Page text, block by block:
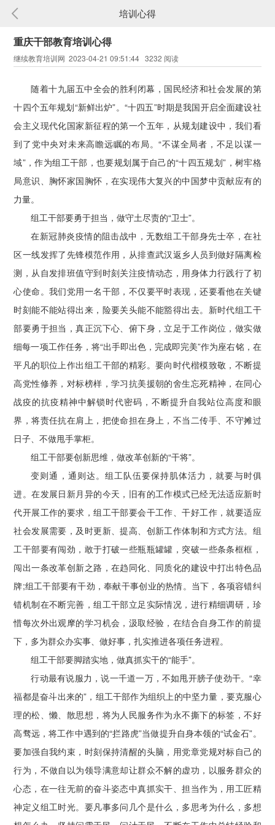
培训心得
重庆干部教育培训心得
继续教育培训网 2023-04-21 09:51:44 3232 阅读
随着十九届五中全会的胜利闭幕，国民经济和社会发展的第
十四个五年规划“新鲜出炉”。“十四五”时期是我国开启全面建设社
会主义现代化国家新征程的第一个五年，从规划建设中，我们看
到了党中央对未来高瞻远瞩的布局。“不谋全局者，不足以谋一
域”，作为组工干部，也要规划属于自己的“十四五规划”，树牢格
局意识、胸怀家国胸怀，在实现伟大复兴的中国梦中贡献应有的
力量。
组工干部要勇于担当，做守土尽责的“卫士”。
在新冠肺炎疫情的阻击战中，无数组工干部身先士卒，在社
区一线发挥了先锋模范作用，从排查武汉返乡人员到做好隔离检
测，从自发排班值守到时刻关注疫情动态，用身体力行践行了初
心使命。我们党用一名干部，不仅要平时表现，还要看他在关键
时刻能不能站得出来，险要关头能不能豁得出去。新时代组工干
部要勇于担当，真正沉下心、俯下身，立足于工作岗位，做实做
细每一项工作任务，将“出手即出色，完成即完美”作为座右铭，在
平凡的职位上作出组工干部的精彩。要向时代楷模致敬，不断提
高党性修养，对标榜样，学习抗美援朝的舍生忘死精神，在同心
战疫的抗疫精神中解锁时代密码，不断提升自我站位高度和眼
界，将责任抗在肩上，把使命担在身上，不当二传手、不守摊过
日子、不做甩手掌柜。
组工干部要创新思维，做改革创新的“干将”。
变则通，通则达。组工队伍要保持肌体活力，就要与时俱
进。在发展日新月异的今天，旧有的工作模式已经无法适应新时
代开展工作的要求，组工干部要会干工作、干好工作，就要适应
社会发展需要，及时更新、提高、创新工作体制和方式方法。组
工干部要有闯劲，敢于打破一些瓶瓶罐罐，突破一些条条框框，
闯出一条改革创新之路，在趋同化、同质化的建设中打出特色品
牌;组工干部要有干劲，奉献干事创业的热情。当下，各项容错纠
错机制在不断完善，组工干部立足实际情况，进行精细调研，珍
惜每次外出观摩的学习机会，汲取经验，在结合自身工作的前提
下，多为群众办实事、做好事，扎实推进各项任务进程。
组工干部要脚踏实地，做真抓实干的“能手”。
行动最有说服力，说一千道一万，不如甩开膀子使劲干。“幸
福都是奋斗出来的”，组工干部作为组织上的中坚力量，要克服心
理的松、懒、散思想，将为人民服务作为永不撕下的标签，不好
高骛远，将工作中遇到的“拦路虎”当做提升自身本领的“试金石”。
要加强自我约束，时刻保持清醒的头脑，用党章党规对标自己的
行为，不做自以为领导满意却让群众不解的虚功，以服务群众的
心态，在一往无前的奋斗姿态中真抓实干、担当作为，用工匠精
神定义组工时光。要凡事多问几个是什么，多思考为什么，多想